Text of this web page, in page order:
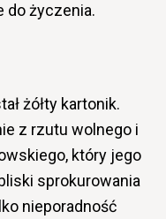
do życzenia.
żółty kartonik.
z rzutu wolnego i
który jego
sprokurowania
nieporadność